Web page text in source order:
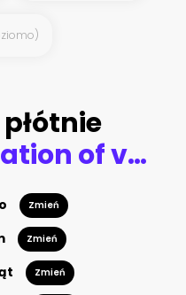
Digital illustration of various sweets
Zmień
Zmień
Zmień